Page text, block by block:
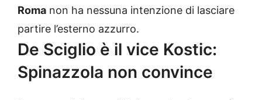
Roma non ha nessuna intenzione di lasciare
partire l’esterno azzurro.
De Sciglio è il vice Kostic:
Spinazzola non convince